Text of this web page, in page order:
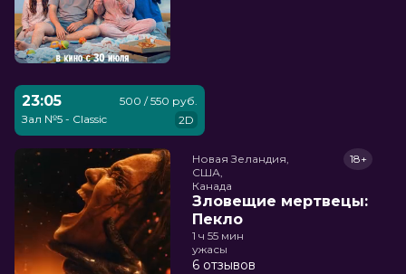
23:05
Зал №5 - Classic
500 / 550 руб.
2D
Новая Зеландия,
США,
Канада
Зловещие мертвецы:
Пекло
18+
1 ч 55 мин
ужасы
6 отзывов